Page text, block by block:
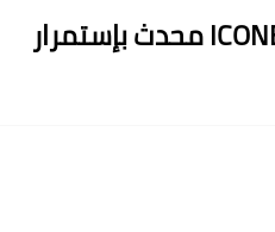
..القنوات الناقلة والمعلقين